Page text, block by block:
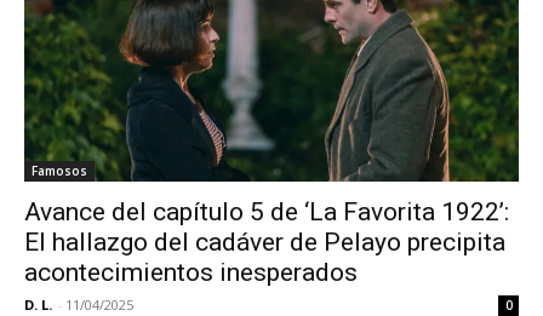
Famosos
Avance del capítulo 5 de ‘La Favorita 1922’:
El hallazgo del cadáver de Pelayo precipita
acontecimientos inesperados
D. L. - 11/04/2025 0